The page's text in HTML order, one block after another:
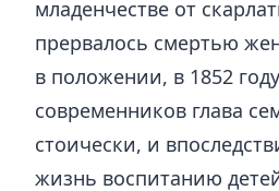
младенчестве от
прервалось смертью
в положении, в 1852
современников глава
стоически, и
жизнь воспитанию